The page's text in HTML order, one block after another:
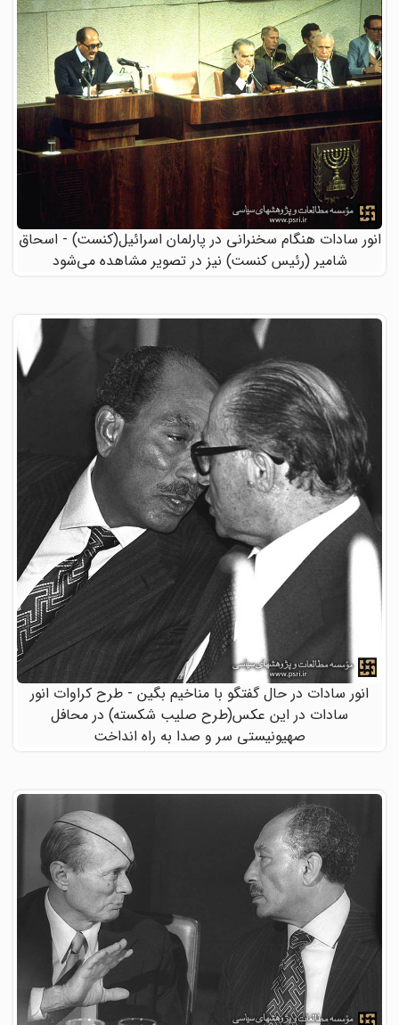
انور سادات هنگام سخنرانی در پارلمان اسرائیل(کنست) - اسحاق
شامیر (رئیس کنست) نیز در تصویر مشاهده می‌شود
انور سادات در حال گفتگو با مناخیم بگین - طرح کراوات انور
سادات در این عکس(طرح صلیب شکسته) در محافل
صهیونیستی سر و صدا به راه انداخت